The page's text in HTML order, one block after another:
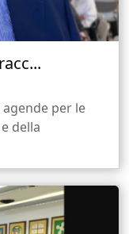
agende per le
della